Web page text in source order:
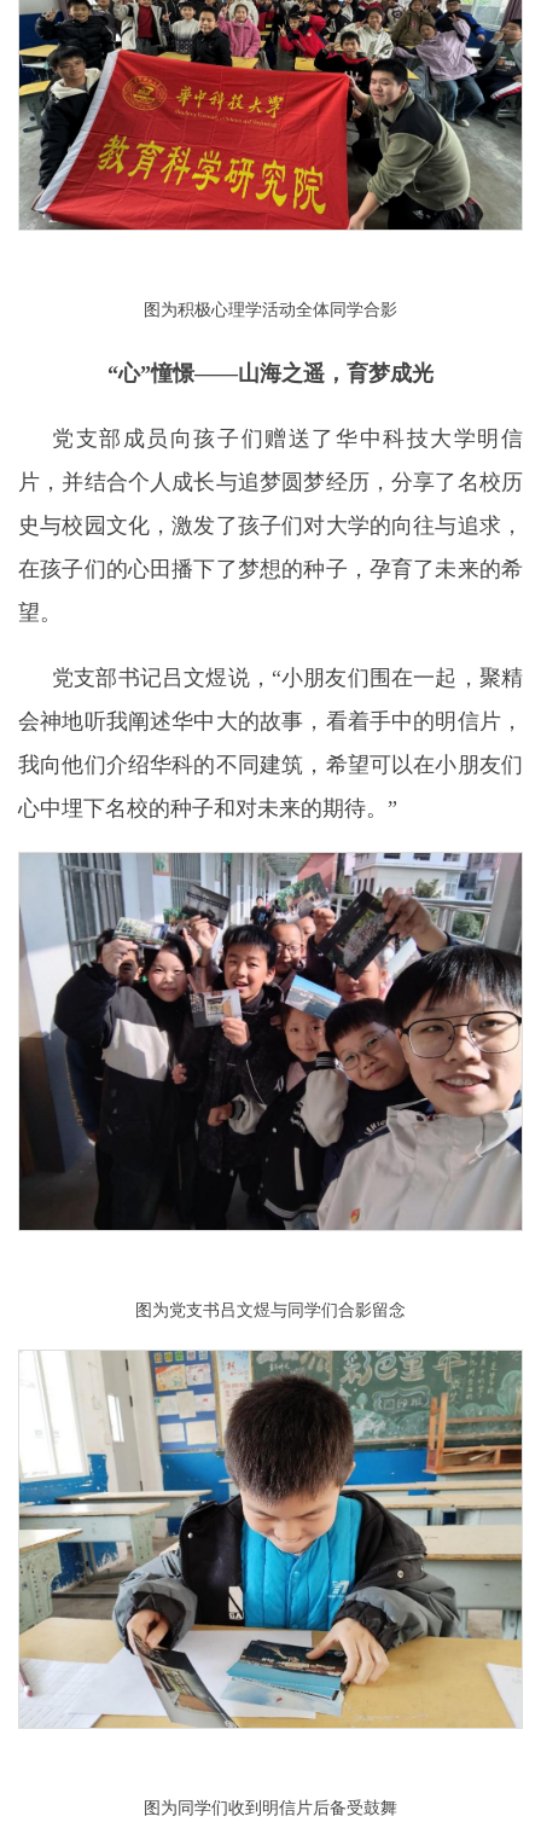
图为积极心理学活动全体同学合影
“心”憧憬——山海之遥，育梦成光
党支部成员向孩子们赠送了华中科技大学明信
片，并结合个人成长与追梦圆梦经历，分享了名校历
史与校园文化，激发了孩子们对大学的向往与追求，
在孩子们的心田播下了梦想的种子，孕育了未来的希
望。
党支部书记吕文煜说，“小朋友们围在一起，聚精
会神地听我阐述华中大的故事，看着手中的明信片，
我向他们介绍华科的不同建筑，希望可以在小朋友们
心中埋下名校的种子和对未来的期待。”
图为党支书吕文煜与同学们合影留念
图为同学们收到明信片后备受鼓舞